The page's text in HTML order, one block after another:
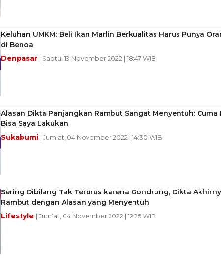
Keluhan UMKM: Beli Ikan Marlin Berkualitas Harus Punya
di Benoa
Denpasar | Sabtu, 19 November 2022 | 18:47 WIB
Alasan Dikta Panjangkan Rambut Sangat Menyentuh: Cuma
Bisa Saya Lakukan
Sukabumi | Jum'at, 04 November 2022 | 14:30 WIB
Sering Dibilang Tak Terurus karena Gondrong, Dikta
Rambut dengan Alasan yang Menyentuh
Lifestyle | Jum'at, 04 November 2022 | 12:25 WIB